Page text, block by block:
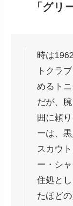
「グリ
時は
トクラ
めるト
だが、
囲に頼
ーは、
スカウ
ー・シ
住処と
たほど